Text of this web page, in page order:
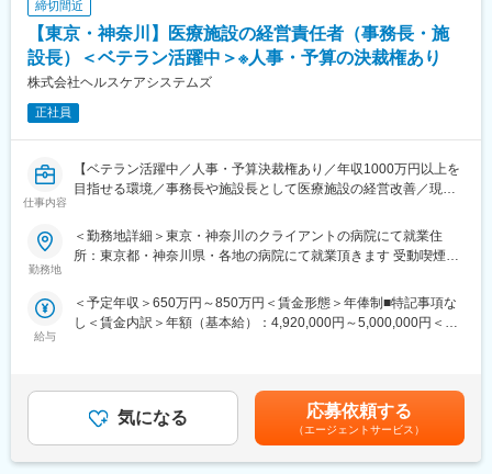
ト体制が厚いことも魅力です。
■当社について：
東証プライム上場企業JMDCの子会社としての財務的な安定感と
信用を背景に、医療介護事業者に対して金融と事業の両面から経
営支援。資格保有者などのプロフェッショナルがいずれも複数名
在籍しています。
「地域医療の垣根を超え、医療の未来を創造する」ことを目指
し、病院や介護施設に対して必要な投融資を実施。またハンズオ
ン経営人材を送り出し、投融資先の経営陣としてバリューアップ
（アプローチするターゲットのご提案、仕組みの提案、パンフレ
ットの作りかた、DMをお送りする時期など）
【業務内容（2）：プロジェクトマネジメント】
・当初のプランニングや戦略とギャップなく、PJが進んでいるか
の管理・実行。
実施
・アップセル・クロスセルに向けた自治体への営業活動
デジタルのサービス導入、高齢者保健事業、検診後のアプローチ
【業務内容（4）：チームマネジメントと組織の最適化に通ずるア
クション】
締切間近
【東京・神奈川】医療施設の経営責任者（事務長・施
設長）＜ベテラン活躍中＞※人事・予算の決裁権あり
株式会社ヘルスケアシステムズ
正社員
仕事内容
【ベテラン活躍中／人事・予算決裁権あり／年収1000万円以上を
目指せる環境／事務長や施設長として医療施設の経営改善／現場
医療法人健育会グループが運営する病院・介護施設に常駐し、事
一般的な病院・介護施設では、経営判断において医師や経営層と
の調整が多く発生し、現場責任者が十分な裁量を持てないケース
算管理権限を大きく委譲しています。
医療行為や診療内容には介入せず、組織運営・収益改善・人材マ
ネジメントに専念できるため、「本当に経営を任される立場」で
勤務地
＜勤務地詳細＞東京・神奈川のクライアントの病院にて就業住
所：東京都・神奈川県・各地の病院にて就業頂きます 受動喫煙対
給与
＜予定年収＞650万円～850万円＜賃金形態＞年俸制■特記事項な
し＜賃金内訳＞年額（基本給）：4,920,000円～5,000,000円＜月
気になる 応募依頼する
（エージェントサービス）